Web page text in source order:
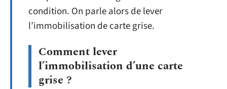
condition. On parle alors de lever
l’immobilisation de carte grise.
Comment lever
l’immobilisation d’une carte
grise ?